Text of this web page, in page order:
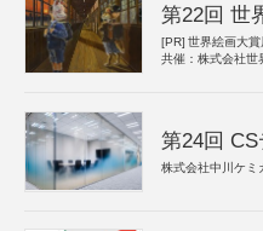
第22回 世
[PR] 世界絵画大
共催：株式会社世
第24回
株式会社中川ケミ